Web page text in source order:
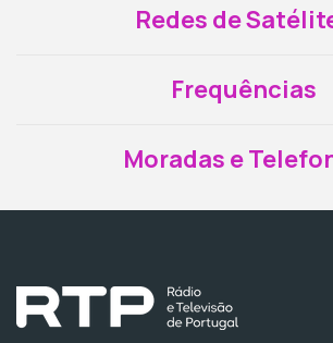
Redes de
Frequências
Moradas e